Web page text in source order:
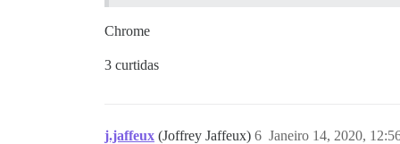
Chrome
3 curtidas
j.jaffeux (Joffrey Jaffeux) Janeiro 14, 2020,
6